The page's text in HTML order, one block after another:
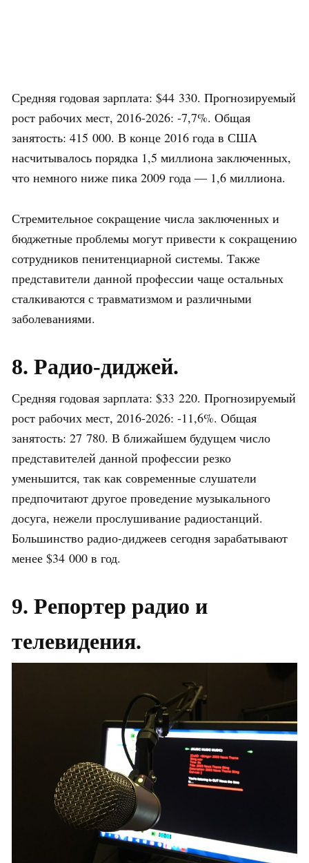
Средняя годовая зарплата: $44 330. Прогнозируемый
рост рабочих мест, 2016-2026: -7,7%. Общая
занятость: 415 000. В конце 2016 года в США
насчитывалось порядка 1,5 миллиона заключенных,
что немного ниже пика 2009 года — 1,6 миллиона.
Стремительное сокращение числа заключенных и
бюджетные проблемы могут привести к сокращению
сотрудников пенитенциарной системы. Также
представители данной профессии чаще остальных
сталкиваются с травматизмом и различными
заболеваниями.
8. Радио-диджей.
Средняя годовая зарплата: $33 220. Прогнозируемый
рост рабочих мест, 2016-2026: -11,6%. Общая
занятость: 27 780. В ближайшем будущем число
представителей данной профессии резко
уменьшится, так как современные слушатели
предпочитают другое проведение музыкального
досуга, нежели прослушивание радиостанций.
Большинство радио-диджеев сегодня зарабатывают
менее $34 000 в год.
9. Репортер радио и
телевидения.